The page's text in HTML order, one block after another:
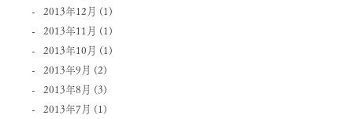
2013年12月 (1)
2013年11月 (1)
2013年10月 (1)
2013年9月 (2)
2013年8月 (3)
2013年7月 (1)